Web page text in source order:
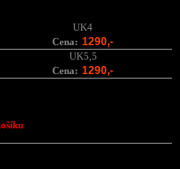
UK4
Cena: 1290,-
UK5,5
Cena: 1290,-